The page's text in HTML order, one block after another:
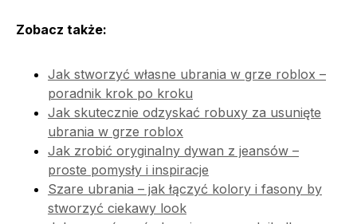
Zobacz także:
Jak stworzyć własne ubrania w grze roblox –
poradnik krok po kroku
Jak skutecznie odzyskać robuxy za usunięte
ubrania w grze roblox
Jak zrobić oryginalny dywan z jeansów –
proste pomysły i inspiracje
Szare ubrania – jak łączyć kolory i fasony by
stworzyć ciekawy look